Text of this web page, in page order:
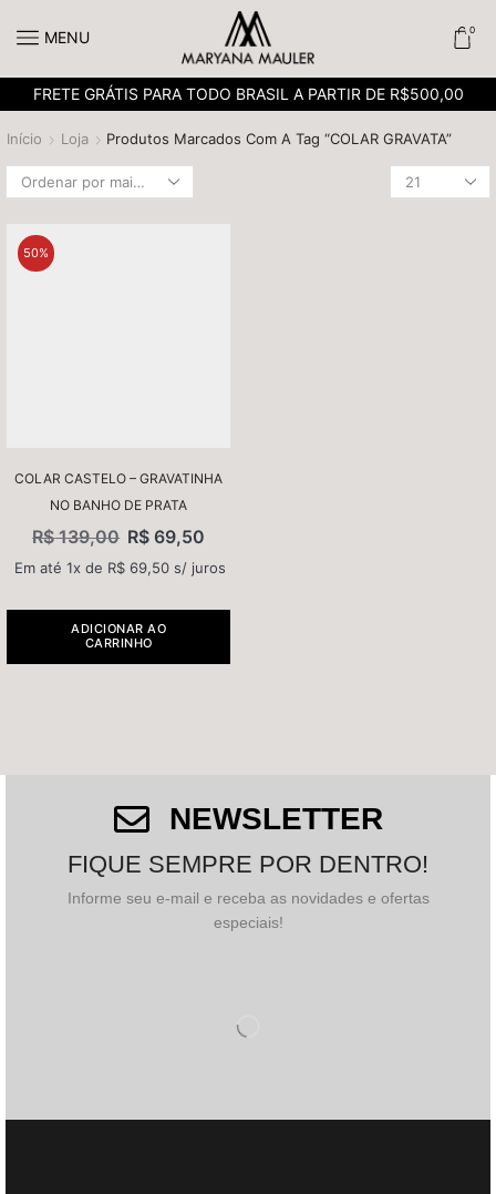
MENU 0
FRETE GRÁTIS PARA TODO BRASIL A PARTIR DE R$500,00
Início Loja Produtos Marcados Com A Tag “COLAR GRAVATA”
50%
COLAR CASTELO – GRAVATINHA
NO BANHO DE PRATA
R$139,00 R$69,50
Em até 1x de R$ 69,50 s/ juros
ADICIONAR AO
CARRINHO
NEWSLETTER
FIQUE SEMPRE POR DENTRO!
Informe seu e-mail e receba as novidades e ofertas
especiais!